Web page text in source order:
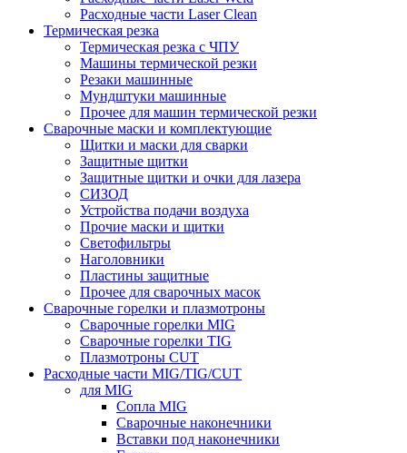
Расходные части Laser Clean
Термическая резка
Термическая резка с ЧПУ
Машины термической резки
Резаки машинные
Мундштуки машинные
Прочее для машин термической резки
Сварочные маски и комплектующие
Щитки и маски для сварки
Защитные щитки
Защитные щитки и очки для лазера
СИЗОД
Устройства подачи воздуха
Прочие маски и щитки
Светофильтры
Наголовники
Пластины защитные
Прочее для сварочных масок
Сварочные горелки и плазмотроны
Сварочные горелки MIG
Сварочные горелки TIG
Плазмотроны CUT
Расходные части MIG/TIG/CUT
для MIG
Сопла MIG
Сварочные наконечники
Вставки под наконечники